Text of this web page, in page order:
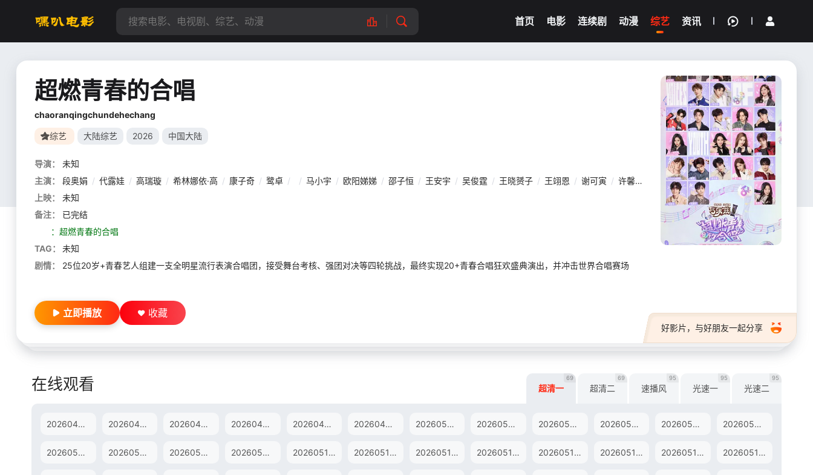
首页 电影 连续剧 动漫 综艺 资讯
超燃青春的合唱
chaoranqingchundehechang
综艺 大陆综艺 2026 中国大陆
导演：
未知
主演：
段奥娟 / 代露娃 / 高瑞璇 / 希林娜依·高 / 康子奇 / 鹭卓 / / 马小宇 / 欧阳娣娣 / 邵子恒 / 王安宇 / 吴俊霆 / 王晓赟子 / 王翊恩 / 谢可寅 / 许馨文 徐艺洋 / 颜安 / 杨博睿 / 姚弛
上映：
未知
备注：
已完结
：超燃青春的合唱
TAG：
未知
剧情：
25位20岁+青春艺人组建一支全明星流行表演合唱团，接受舞台考核、强团对决等四轮挑战，最终实现20+青春合唱狂欢盛典演出，并冲击世界合唱赛场
好影片，与好朋友一起分享
立即播放 收藏
在线观看 超清一
69
超清二
69
速播风
95
光速一
95
光速二
95
20260424上 20260424中 20260424下 20260425未播 20260426未播 20260430未播 20260501上 20260501中 20260501下 20260501纯享 20260502未播 20260503未播
20260508上 20260508中 20260508下 20260509未播 20260510未播 20260513未播 20260514尝鲜 20260515上 20260515中 20260515下 20260516未播 20260517未播